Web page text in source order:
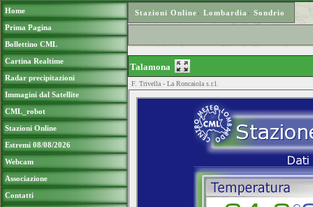
Home
Prima Pagina
Bollettino CML
Cartina Realtime
Radar precipitazioni
Immagini dal Satellite
CML_robot
Stazioni Online
Estremi 08/08/2026
Webcam
Associazione
Contatti
Stazioni Online› Lombardia › Sondrio
Talamona
F. Trivella - La Roncaiola s.r.l.